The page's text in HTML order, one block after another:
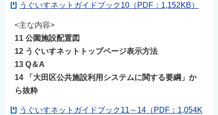
うぐいすネットガイドブック10（PDF：1,152KB）
<主な内容>
11 公園施設配置図
12 うぐいすネットトップページ表示方法
13 Q＆A
14 「大田区公共施設利用システムに関する要綱」か
ら抜粋
うぐいすネットガイドブック11～14（PDF：1,054K